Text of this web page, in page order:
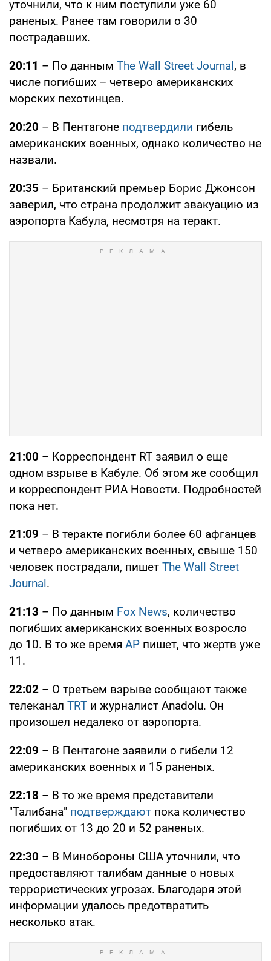
уточнили, что к ним поступили уже 60
раненых. Ранее там говорили о 30
пострадавших.
20:11 – По данным The Wall Street Journal, в
числе погибших – четверо американских
морских пехотинцев.
20:20 – В Пентагоне подтвердили гибель
американских военных, однако количество не
назвали.
20:35 – Британский премьер Борис Джонсон
заверил, что страна продолжит эвакуацию из
аэропорта Кабула, несмотря на теракт.
21:00 – Корреспондент RT заявил о еще
одном взрыве в Кабуле. Об этом же сообщил
и корреспондент РИА Новости. Подробностей
пока нет.
21:09 – В теракте погибли более 60 афганцев
и четверо американских военных, свыше 150
человек пострадали, пишет The Wall Street
Journal.
21:13 – По данным Fox News, количество
погибших американских военных возросло
до 10. В то же время АР пишет, что жертв уже
11.
22:02 – О третьем взрыве сообщают также
телеканал TRT и журналист Anadolu. Он
произошел недалеко от аэропорта.
22:09 – В Пентагоне заявили о гибели 12
американских военных и 15 раненых.
22:18 – В то же время представители
"Талибана" подтверждают пока количество
погибших от 13 до 20 и 52 раненых.
22:30 – В Минобороны США уточнили, что
предоставляют талибам данные о новых
террористических угрозах. Благодаря этой
информации удалось предотвратить
несколько атак.